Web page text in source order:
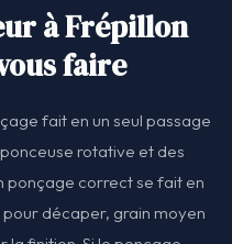
à Frépillon
faire
fait en un seul passage
rotative et des
ponçage correct se fait en
décaper, grain moyen